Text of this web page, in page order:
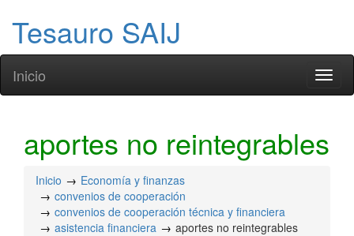
Tesauro SAIJ
Inicio
aportes no reintegrables
Inicio
Economía y finanzas
convenios de cooperación
convenios de cooperación técnica y financiera
asistencia financiera
aportes no reintegrables